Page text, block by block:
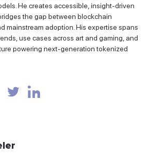
He creates accessible, insight-driven
the gap between blockchain
mainstream adoption. His expertise spans
use cases across art and gaming, and
powering next-generation tokenized